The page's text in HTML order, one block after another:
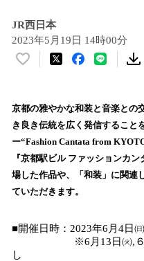
JR西日本
2023年5月19日 14時00分
い
！
数
を
読
込
み
で
京都の雅やかな和装と音楽との
き良き伝統を広く発信すること
ー“Fashion Cantata from
『京都駅ビル ファッションカ
場した作品や、「和装」に関連
ていただきます。
■開催日時：2023年6月4
※6月13日㈫,６月22
し